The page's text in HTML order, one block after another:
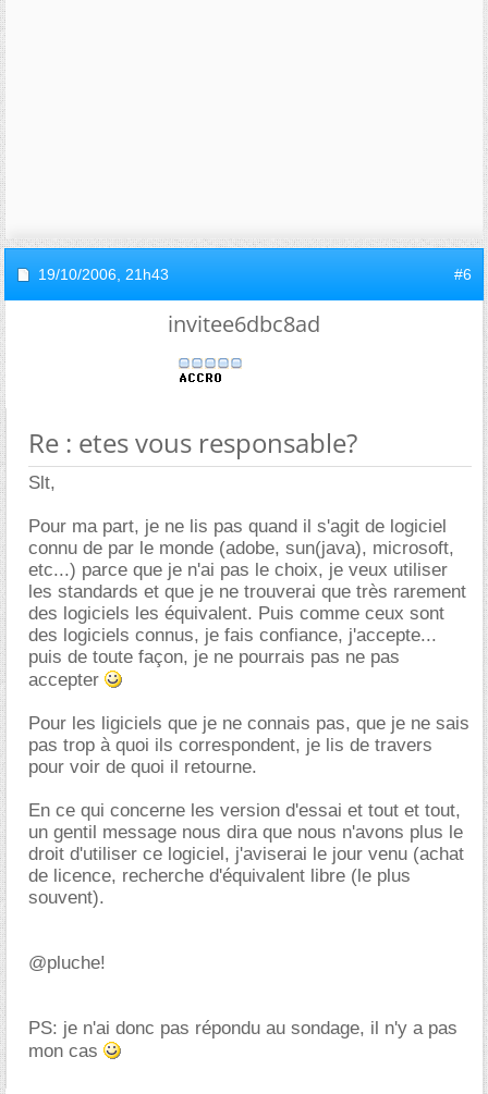
19/10/2006, 21h43 #6
invitee6dbc8ad
Re : etes vous responsable?
Slt,
Pour ma part, je ne lis pas quand il s'agit de logiciel
connu de par le monde (adobe, sun(java), microsoft,
etc...) parce que je n'ai pas le choix, je veux utiliser
les standards et que je ne trouverai que très rarement
des logiciels les équivalent. Puis comme ceux sont
des logiciels connus, je fais confiance, j'accepte...
puis de toute façon, je ne pourrais pas ne pas
accepter
Pour les ligiciels que je ne connais pas, que je ne sais
pas trop à quoi ils correspondent, je lis de travers
pour voir de quoi il retourne.
En ce qui concerne les version d'essai et tout et tout,
un gentil message nous dira que nous n'avons plus le
droit d'utiliser ce logiciel, j'aviserai le jour venu (achat
de licence, recherche d'équivalent libre (le plus
souvent).
@pluche!
PS: je n'ai donc pas répondu au sondage, il n'y a pas
mon cas